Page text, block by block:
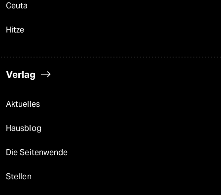
Ceuta
Hitze
Verlag
Aktuelles
Hausblog
Die Seitenwende
Stellen